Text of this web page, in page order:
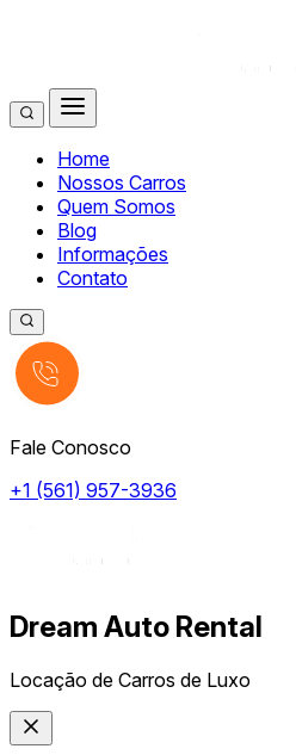
Home
Nossos Carros
Quem Somos
Blog
Informações
Contato
Fale Conosco
+1 (561) 957-3936
Dream Auto Rental
Locação de Carros de Luxo